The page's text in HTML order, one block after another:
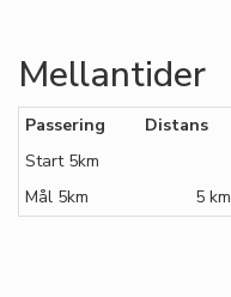
Mellantider
Passering Distans
Start 5km
Mål 5km
5 km